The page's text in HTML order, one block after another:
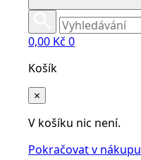
0,00 Kč 0
Košík
×
V košíku nic není.
Pokračovat v nákupu